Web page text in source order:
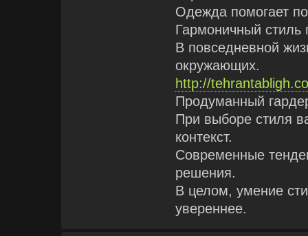
Одежда помогает
Гармоничный стиль
В повседневной
окружающих.
http://
Продуманный
При выборе стиля
контекст.
Современные
решения.
В целом, умение
увереннее.